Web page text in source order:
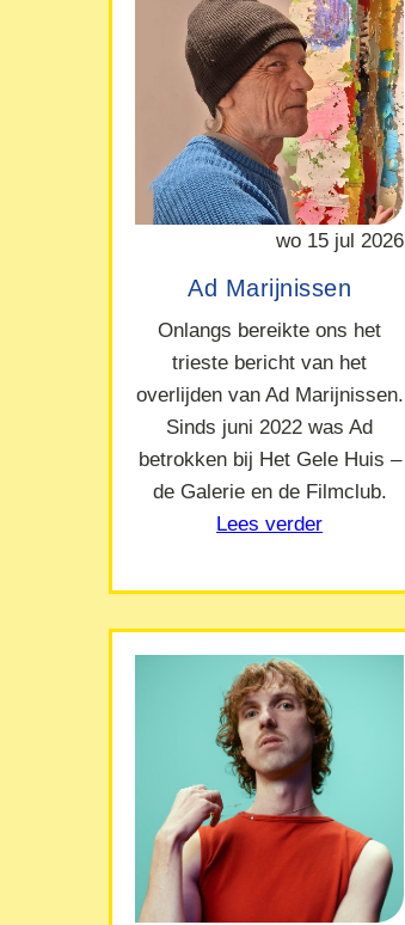
wo 15 jul 2026
Ad Marijnissen
Onlangs bereikte ons het
trieste bericht van het
overlijden van Ad Marijnissen.
Sinds juni 2022 was Ad
betrokken bij Het Gele Huis –
de Galerie en de Filmclub.
Lees verder